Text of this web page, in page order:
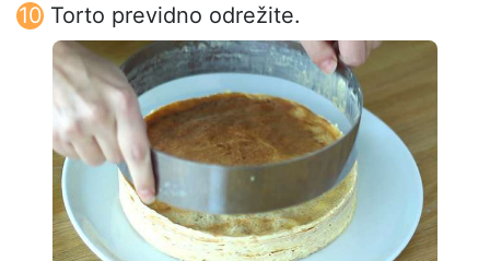
Torto previdno odrežite.